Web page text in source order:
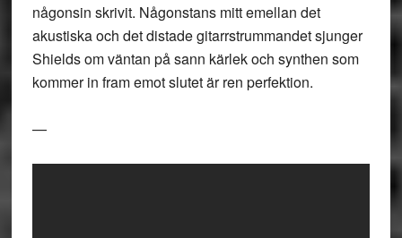
någonsin skrivit. Någonstans mitt emellan det
akustiska och det distade gitarrstrummandet sjunger
Shields om väntan på sann kärlek och synthen som
kommer in fram emot slutet är ren perfektion.
—